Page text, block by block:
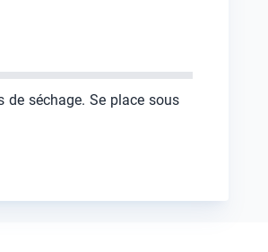
de séchage. Se place sous